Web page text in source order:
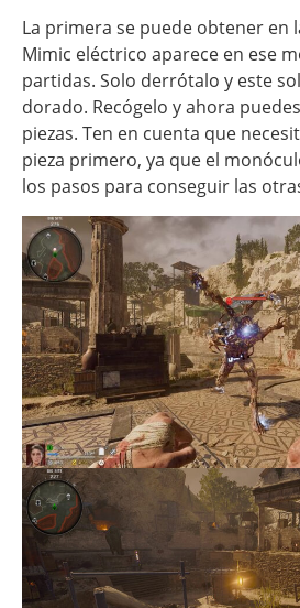
La primera se puede obtener en
Mimic eléctrico aparece en ese
partidas. Solo derrótalo y este
dorado. Recógelo y ahora
piezas. Ten en cuenta que
pieza primero, ya que el
los pasos para conseguir las